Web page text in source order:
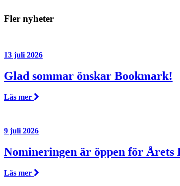
Fler nyheter
13 juli 2026
Glad sommar önskar Bookmark!
Läs mer
9 juli 2026
Nomineringen är öppen för Årets
Läs mer